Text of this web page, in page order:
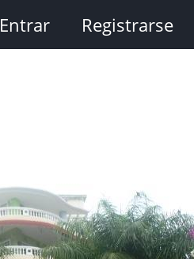
Entrar Registrarse